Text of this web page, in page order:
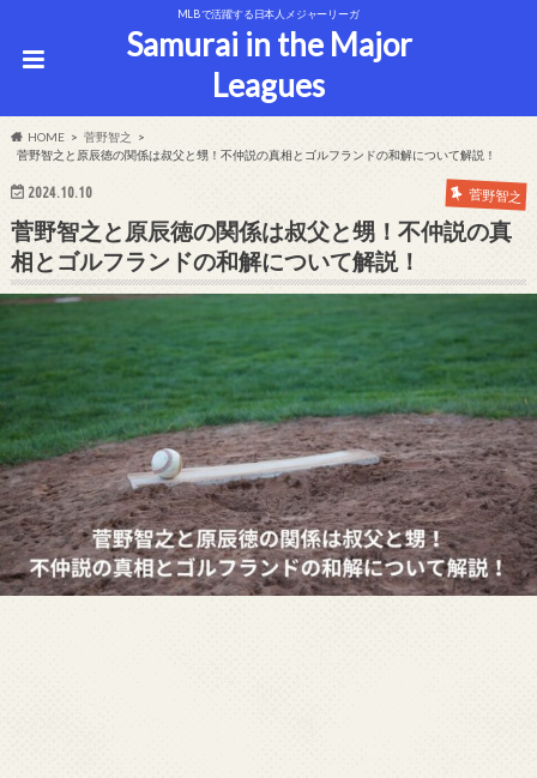
MLBで活躍する日本人メジャーリーガ
Samurai in the Major
Leagues
HOME
菅野智之
菅野智之と原辰徳の関係は叔父と甥！不仲説の真相とゴルフランドの和解について解説！
2024.10.10 菅野智之
菅野智之と原辰徳の関係は叔父と甥！不仲説の真
相とゴルフランドの和解について解説！